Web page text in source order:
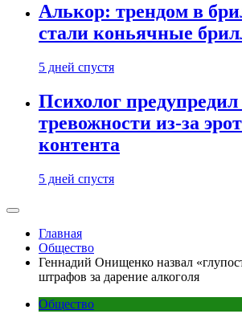
Алькор: трендом в
стали коньячные
5 дней спустя
Психолог предупредил
тревожности из-за
контента
5 дней спустя
Главная
Общество
Геннадий Онищенко назвал
штрафов за дарение алкоголя
Общество